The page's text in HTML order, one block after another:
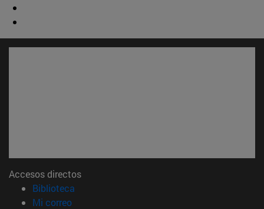
Accesos directos
Biblioteca
Mi correo(abre en nueva ventana)